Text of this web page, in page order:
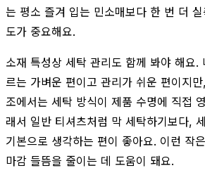
는 평소 즐겨 입는 민소매보다 한 번 더
도가 중요해요.
소재 특성상 세탁 관리도 함께 봐야 해요.
르는 가벼운 편이고 관리가 쉬운 편이지
조에서는 세탁 방식이 제품 수명에 직접
래서 일반 티셔츠처럼 막 세탁하기보다,
기본으로 생각하는 편이 좋아요. 이런 작
마감 들뜸을 줄이는 데 도움이 돼요.